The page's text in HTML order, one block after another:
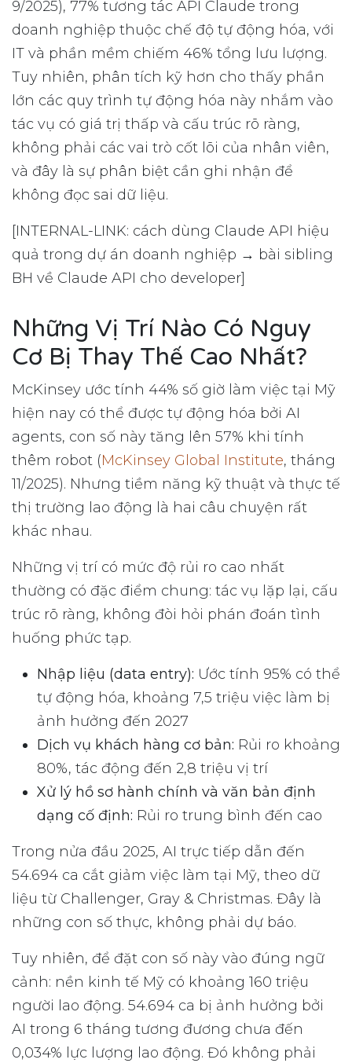
9/2025), 77% tương tác API Claude trong
doanh nghiệp thuộc chế độ tự động hóa, với
IT và phần mềm chiếm 46% tổng lưu lượng.
Tuy nhiên, phân tích kỹ hơn cho thấy phần
lớn các quy trình tự động hóa này nhắm vào
tác vụ có giá trị thấp và cấu trúc rõ ràng,
không phải các vai trò cốt lõi của nhân viên,
và đây là sự phân biệt cần ghi nhận để
không đọc sai dữ liệu.
[INTERNAL-LINK: cách dùng Claude API hiệu
quả trong dự án doanh nghiệp → bài sibling
BH về Claude API cho developer]
Những Vị Trí Nào Có Nguy
Cơ Bị Thay Thế Cao Nhất?
McKinsey ước tính 44% số giờ làm việc tại Mỹ
hiện nay có thể được tự động hóa bởi AI
agents, con số này tăng lên 57% khi tính
thêm robot (McKinsey Global Institute, tháng
11/2025). Nhưng tiềm năng kỹ thuật và thực tế
thị trường lao động là hai câu chuyện rất
khác nhau.
Những vị trí có mức độ rủi ro cao nhất
thường có đặc điểm chung: tác vụ lặp lại, cấu
trúc rõ ràng, không đòi hỏi phán đoán tình
huống phức tạp.
Nhập liệu (data entry): Ước tính 95% có thể
tự động hóa, khoảng 7,5 triệu việc làm bị
ảnh hưởng đến 2027
Dịch vụ khách hàng cơ bản: Rủi ro khoảng
80%, tác động đến 2,8 triệu vị trí
Xử lý hồ sơ hành chính và văn bản định
dạng cố định: Rủi ro trung bình đến cao
Trong nửa đầu 2025, AI trực tiếp dẫn đến
54.694 ca cắt giảm việc làm tại Mỹ, theo dữ
liệu từ Challenger, Gray & Christmas. Đây là
những con số thực, không phải dự báo.
Tuy nhiên, để đặt con số này vào đúng ngữ
cảnh: nền kinh tế Mỹ có khoảng 160 triệu
người lao động. 54.694 ca bị ảnh hưởng bởi
AI trong 6 tháng tương đương chưa đến
0,034% lực lượng lao động. Đó không phải